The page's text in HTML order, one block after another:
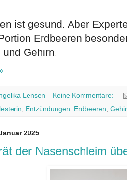
ist gesund. Aber
Erdbeeren
und Gehirn.
Lensen
Keine Kommentare:
Entzündungen Erdbeeren
2025
der Nasenschleim